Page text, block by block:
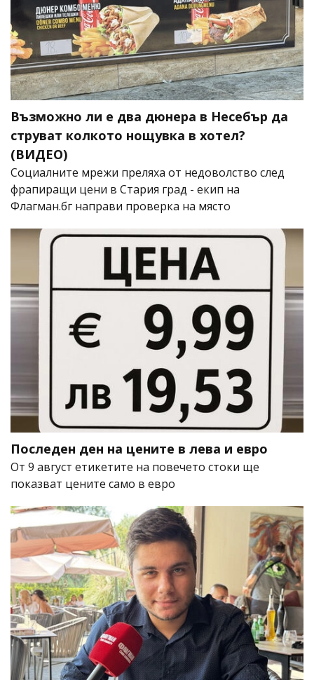
Възможно ли е два дюнера в Несебър да
струват колкото нощувка в хотел?
(ВИДЕО)
Социалните мрежи преляха от недоволство след
фрапиращи цени в Стария град - екип на
Флагман.бг направи проверка на място
Последен ден на цените в лева и евро
От 9 август етикетите на повечето стоки ще
показват цените само в евро